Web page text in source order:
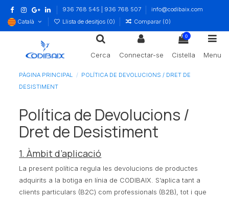
936 768 545 | 936 768 507
info@codibaix.com
Català
Llista de desitjos (0) Comparar (0)
Cerca Connectar-se
0
Cistella Menu
PÀGINA PRINCIPAL
POLÍTICA DE DEVOLUCIONS / DRET DE
DESISTIMENT
Política de Devolucions /
Dret de Desistiment
1. Àmbit d’aplicació
La present política regula les devolucions de productes
adquirits a la botiga en línia de CODIBAIX. S’aplica tant a
clients particulars (B2C) com professionals (B2B), tot i que